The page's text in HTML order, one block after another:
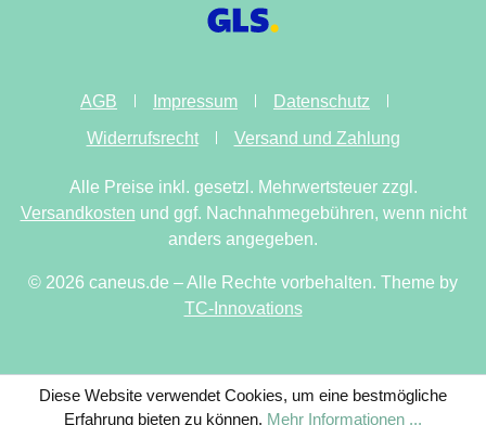
AGB Impressum
Datenschutz
Widerrufsrecht
Versand und Zahlung
Alle Preise inkl. gesetzl. Mehrwertsteuer zzgl.
Versandkosten und ggf. Nachnahmegebühren, wenn nicht
anders angegeben.
© 2026 caneus.de – Alle Rechte vorbehalten. Theme by
TC-Innovations
Diese Website verwendet Cookies, um eine bestmögliche
Erfahrung bieten zu können. Mehr Informationen ...